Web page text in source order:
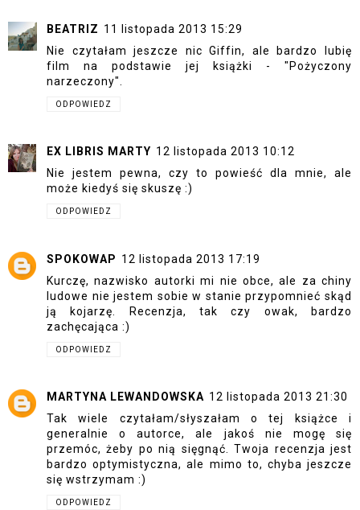
BEATRIZ 11 listopada 2013 15:29
Nie czytałam jeszcze nic Giffin, ale bardzo lubię
film na podstawie jej książki - "Pożyczony
narzeczony".
ODPOWIEDZ
EX LIBRIS MARTY 12 listopada 2013 10:12
Nie jestem pewna, czy to powieść dla mnie, ale
może kiedyś się skuszę :)
ODPOWIEDZ
SPOKOWAP 12 listopada 2013 17:19
Kurczę, nazwisko autorki mi nie obce, ale za chiny
ludowe nie jestem sobie w stanie przypomnieć skąd
ją kojarzę. Recenzja, tak czy owak, bardzo
zachęcająca :)
ODPOWIEDZ
MARTYNA LEWANDOWSKA 12 listopada 2013 21:30
Tak wiele czytałam/słyszałam o tej książce i
generalnie o autorce, ale jakoś nie mogę się
przemóc, żeby po nią sięgnąć. Twoja recenzja jest
bardzo optymistyczna, ale mimo to, chyba jeszcze
się wstrzymam :)
ODPOWIEDZ